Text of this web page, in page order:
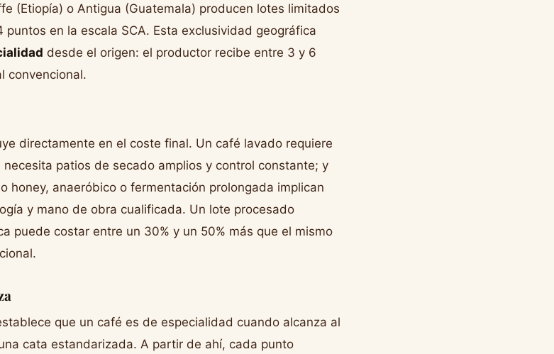
(Etiopía) o Antigua (Guatemala) producen lotes limitados
en la escala SCA. Esta exclusividad geográfica
desde el origen: el productor recibe entre 3 y 6
convencional.
directamente en el coste final. Un café lavado requiere
patios de secado amplios y control constante; y
honey, anaeróbico o fermentación prolongada implican
y mano de obra cualificada. Un lote procesado
puede costar entre un 30% y un 50% más que el mismo
que un café es de especialidad cuando alcanza al
cata estandarizada. A partir de ahí, cada punto